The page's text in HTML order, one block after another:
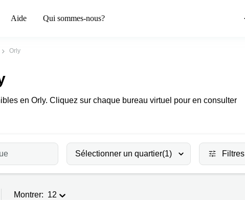
Aide Qui sommes-nous?
Orly
en Orly. Cliquez sur chaque bureau virtuel pour en consulter
Sélectionner un quartier(1) Filtres
Montrer: 12